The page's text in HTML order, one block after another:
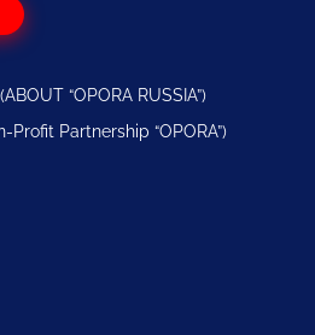
“OPORA RUSSIA”)
Profit Partnership “OPORA”)